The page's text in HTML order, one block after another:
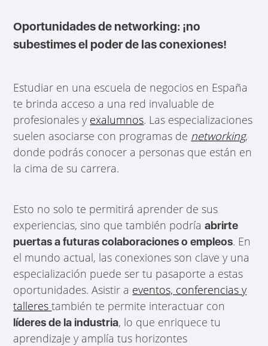
Oportunidades de networking: ¡no
subestimes el poder de las conexiones!
Estudiar en una escuela de negocios en España
te brinda acceso a una red invaluable de
profesionales y exalumnos. Las especializaciones
suelen asociarse con programas de networking,
donde podrás conocer a personas que están en
la cima de su carrera.
Esto no solo te permitirá aprender de sus
experiencias, sino que también podríaabrirte
puertas a futuras colaboraciones o empleos. En
el mundo actual, las conexiones son clave y una
especialización puede ser tu pasaporte a estas
oportunidades. Asistir a eventos, conferencias y
tallerestambién te permite interactuar con
líderes de la industria, lo que enriquece tu
aprendizaje y amplía tus horizontes